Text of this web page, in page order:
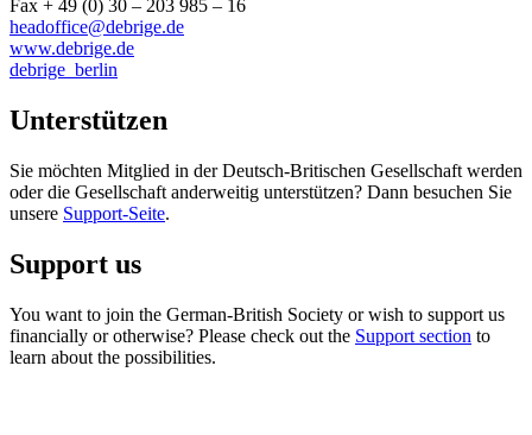
Fax + 49 (0) 30 – 203 985 – 16
headoffice@debrige.de
www.debrige.de
debrige_berlin
Unterstützen
Sie möchten Mitglied in der Deutsch-Britischen Gesellschaft werden
oder die Gesellschaft anderweitig unterstützen? Dann besuchen Sie
unsere Support-Seite.
Support us
You want to join the German-British Society or wish to support us
financially or otherwise? Please check out the Support section to
learn about the possibilities.